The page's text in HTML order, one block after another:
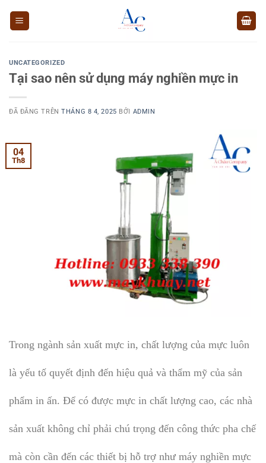
UNCATEGORIZED
Tại sao nên sử dụng máy nghiền mực in
ĐÃ ĐĂNG TRÊNTHÁNG 8 4, 2025 BỞI ADMIN
04
Th8
Trong ngành sản xuất mực in, chất lượng của mực luôn
là yếu tố quyết định đến hiệu quả và thẩm mỹ của sản
phẩm in ấn. Để có được mực in chất lượng cao, các nhà
sản xuất không chỉ phải chú trọng đến công thức pha chế
mà còn cần đến các thiết bị hỗ trợ như máy nghiền mực